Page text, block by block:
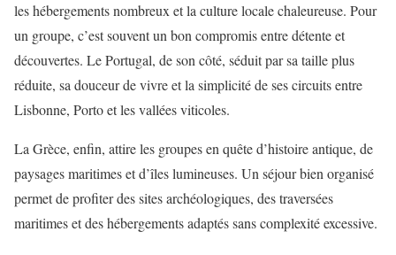
les hébergements nombreux et la culture locale chaleureuse. Pour
un groupe, c’est souvent un bon compromis entre détente et
découvertes. Le Portugal, de son côté, séduit par sa taille plus
réduite, sa douceur de vivre et la simplicité de ses circuits entre
Lisbonne, Porto et les vallées viticoles.
La Grèce, enfin, attire les groupes en quête d’histoire antique, de
paysages maritimes et d’îles lumineuses. Un séjour bien organisé
permet de profiter des sites archéologiques, des traversées
maritimes et des hébergements adaptés sans complexité excessive.